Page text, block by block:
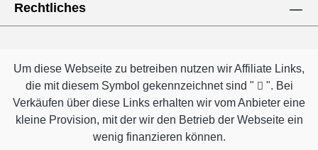
Rechtliches
Um diese Webseite zu betreiben nutzen wir Affiliate Links,
die mit diesem Symbol gekennzeichnet sind "
". Bei
Verkäufen über diese Links erhalten wir vom Anbieter eine
kleine Provision, mit der wir den Betrieb der Webseite ein
wenig finanzieren können.